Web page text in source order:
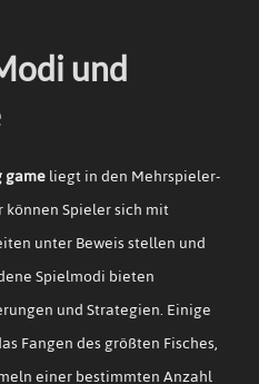
und
gameliegt in den Mehrspieler-
Spieler sich mit
unter Beweis stellen und
Spielmodi bieten
und Strategien. Einige
Fangen des größten Fisches,
einer bestimmten Anzahl